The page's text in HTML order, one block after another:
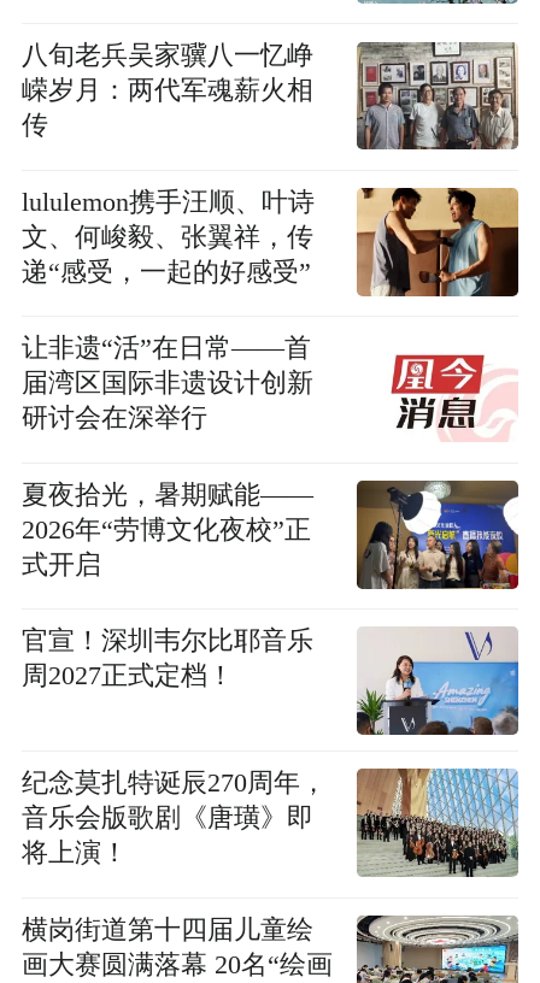
八旬老兵吴家骥八一忆峥
嵘岁月：两代军魂薪火相
传
lululemon携手汪顺、叶诗
文、何峻毅、张翼祥，传
递“感受，一起的好感受”
让非遗“活”在日常——首
届湾区国际非遗设计创新
研讨会在深举行
夏夜拾光，暑期赋能——
2026年“劳博文化夜校”正
式开启
官宣！深圳韦尔比耶音乐
周2027正式定档！
纪念莫扎特诞辰270周年，
音乐会版歌剧《唐璜》即
将上演！
横岗街道第十四届儿童绘
画大赛圆满落幕 20名“绘画